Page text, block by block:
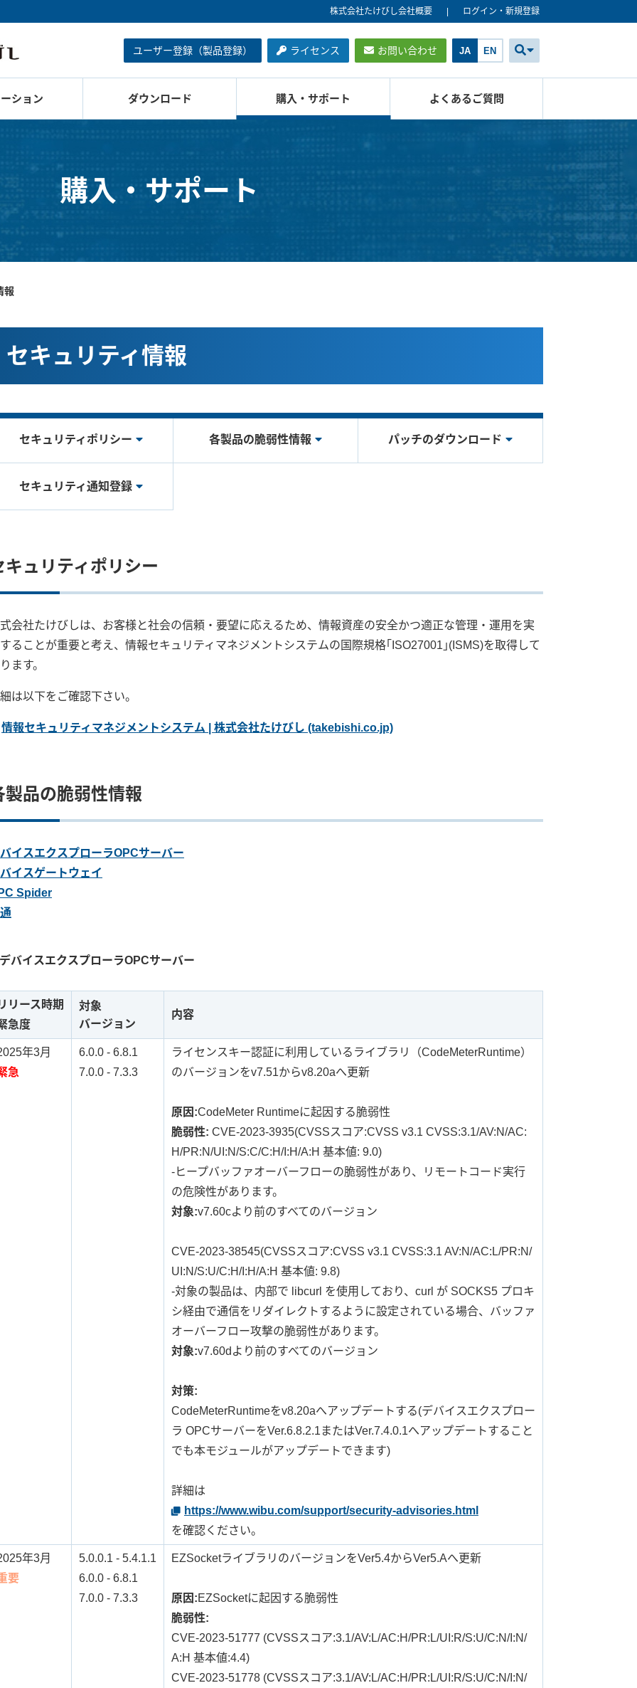
株式会社たけびし会社概要 ログイン・新規登録
ユーザー登録（製品登録） ライセンス お問い合わせ JA EN
ション ダウンロード 購入・サポート よくあるご質問
購入・サポート
報
セキュリティ情報
セキュリティポリシー 各製品の脆弱性情報 パッチのダウンロード
セキュリティ通知登録
キュリティポリシー
会社たけびしは、お客様と社会の信頼・要望に応えるため、情報資産の安全かつ適正な管理・運用を実
ることが重要と考え、情報セキュリティマネジメントシステムの国際規格｢ISO27001｣(ISMS)を取得して
ます。
は以下をご確認下さい。
情報セキュリティマネジメントシステム | 株式会社たけびし (takebishi.co.jp)
製品の脆弱性情報
イスエクスプローラOPCサーバー
イスゲートウェイ
Spider
デバイスエクスプローラOPCサーバー
リース時期
急度
対象
バージョン
内容
年3月
急
6.0.0 - 6.8.1
7.0.0 - 7.3.3
ライセンスキー認証に利用しているライブラリ（CodeMeterRuntime）
のバージョンをv7.51からv8.20aへ更新
原因:CodeMeter Runtimeに起因する脆弱性
脆弱性: CVE-2023-3935(CVSSスコア:CVSS v3.1 CVSS:3.1/AV:N/AC:
H/PR:N/UI:N/S:C/C:H/I:H/A:H 基本値: 9.0)
-ヒープバッファオーバーフローの脆弱性があり、リモートコード実行
の危険性があります。
対象:v7.60cより前のすべてのバージョン
CVE-2023-38545(CVSSスコア:CVSS v3.1 CVSS:3.1 AV:N/AC:L/PR:N/
UI:N/S:U/C:H/I:H/A:H 基本値: 9.8)
-対象の製品は、内部で libcurl を使用しており、curl が SOCKS5 プロキ
シ経由で通信をリダイレクトするように設定されている場合、バッファ
オーバーフロー攻撃の脆弱性があります。
対象:v7.60dより前のすべてのバージョン
対策:
CodeMeterRuntimeをv8.20aへアップデートする(デバイスエクスプロー
ラ OPCサーバーをVer.6.8.2.1またはVer.7.4.0.1へアップデートすること
でも本モジュールがアップデートできます)
詳細は
https://www.wibu.com/support/security-advisories.html
を確認ください。
年3月
要
5.0.0.1 - 5.4.1.1
6.0.0 - 6.8.1
7.0.0 - 7.3.3
EZSocketライブラリのバージョンをVer5.4からVer5.Aへ更新
原因:EZSocketに起因する脆弱性
脆弱性:
CVE-2023-51777 (CVSSスコア:3.1/AV:L/AC:H/PR:L/UI:R/S:U/C:N/I:N/
A:H 基本値:4.4)
CVE-2023-51778 (CVSSスコア:3.1/AV:L/AC:H/PR:L/UI:R/S:U/C:N/I:N/